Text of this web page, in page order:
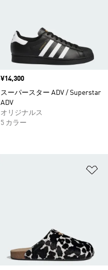
価格
¥14,300
スーパースター ADV / Superstar
ADV
オリジナルス
5 カラー